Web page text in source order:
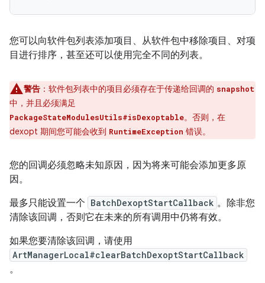
您可以向软件包列表添加项目、从软件包中移除项目、对项
目进行排序，甚至还可以使用完全不同的列表。
警告 ：软件包列表中的项目必须存在于传递给回调的 snapshot
中，并且必须满足
PackageStateModulesUtils#isDexoptable。否则，在
dexopt 期间您可能会收到 RuntimeException 错误。
您的回调必须忽略未知原因，因为将来可能会添加更多原
因。
最多只能设置一个 BatchDexoptStartCallback 。除非您
清除该回调，否则它在未来的所有调用中仍将有效。
如果您要清除该回调，请使用
ArtManagerLocal#clearBatchDexoptStartCallback
。